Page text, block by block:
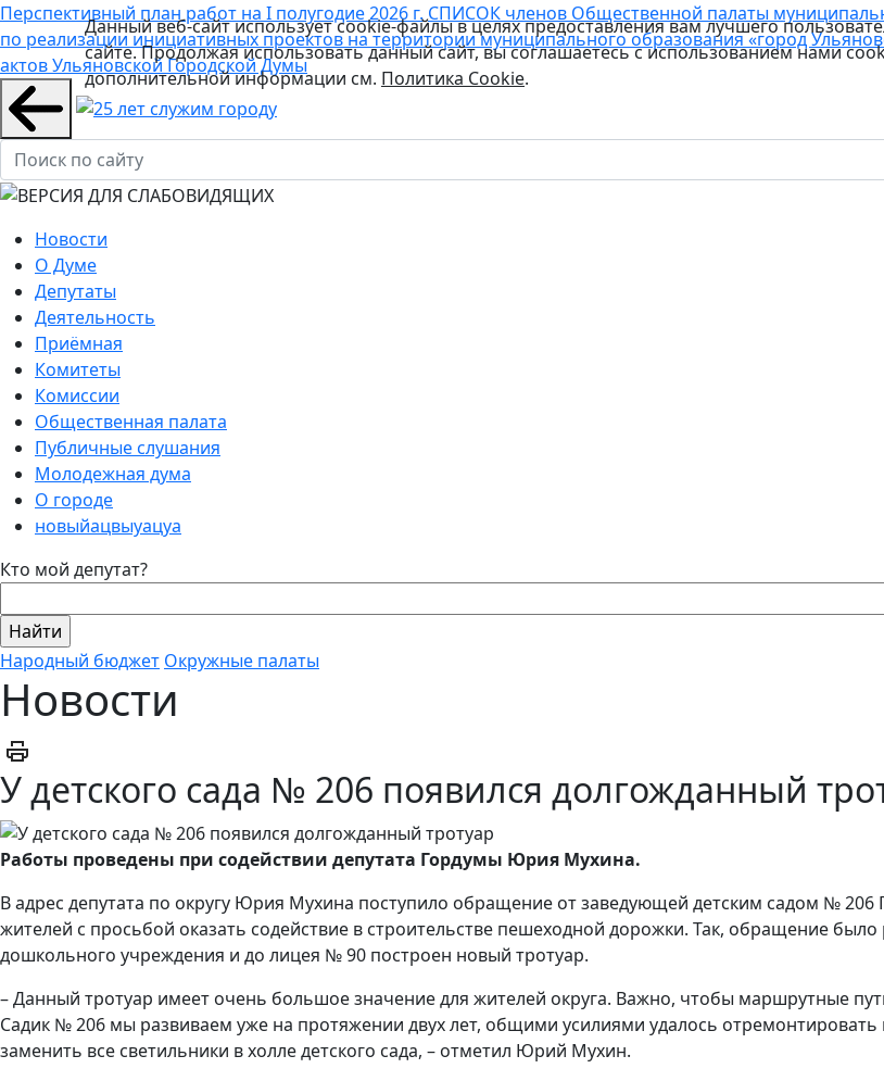
Перспективный план работ на I полугодие 2026 г.СПИСОК членов Общественной палаты
по реализации инициативных проектов на территории муниципального образования «город
актов Ульяновской Городской Думы
Новости
О Думе
Депутаты
Деятельность
Приёмная
Комитеты
Комиссии
Общественная палата
Публичные слушания
Молодежная дума
О городе
новыйацвыуацуа
Кто мой депутат?
Народный бюджет Окружные палаты
Новости
У детского сада № 206 появился долгожданный
Работы проведены при содействии депутата Гордумы Юрия Мухина.
В адрес депутата по округу Юрия Мухина поступило обращение от заведующей детским садом № 206
жителей с просьбой оказать содействие в строительстве пешеходной дорожки. Так, обращение
дошкольного учреждения и до лицея № 90 построен новый тротуар.
– Данный тротуар имеет очень большое значение для жителей округа. Важно, чтобы маршрутные
Садик № 206 мы развиваем уже на протяжении двух лет, общими усилиями удалось
заменить все светильники в холле детского сада, – отметил Юрий Мухин.
Данный веб-сайт использует cookie-файлы в целях предоставления вам лучшего
сайте. Продолжая использовать данный сайт, вы соглашаетесь с использованием нами
дополнительной информации см. Политика Cookie.